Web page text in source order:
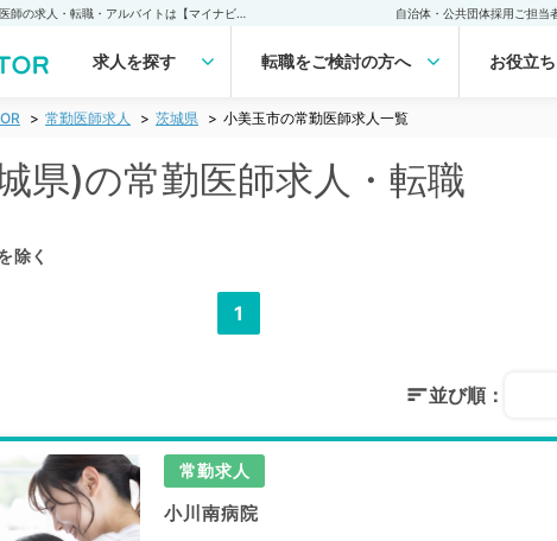
自治体・公共団体採用ご担当
求人を探す 転職をご検討の方へ お役立
常勤医師求人 茨城県 小美玉市の常勤医師求人一覧
県)の常勤医師求人・転職
除く
1
並び順：
常勤求人
小川南病院